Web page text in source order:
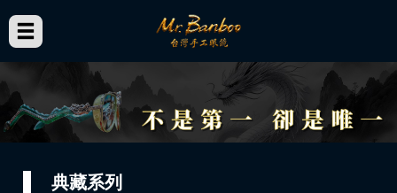
典藏系列